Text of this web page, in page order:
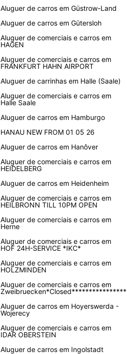
Aluguer de carros em Güstrow-Land
Aluguer de carros em Gütersloh
Aluguer de comerciais e carros em
HAGEN
Aluguer de comerciais e carros em
FRANKFURT HAHN AIRPORT
Aluguer de carrinhas em Halle (Saale)
Aluguer de comerciais e carros em
Halle Saale
Aluguer de carros em Hamburgo
HANAU NEW FROM 01 05 26
Aluguer de carros em Hanôver
Aluguer de comerciais e carros em
HEIDELBERG
Aluguer de carros em Heidenheim
Aluguer de comerciais e carros em
HEILBRONN TILL 10PM OPEN
Aluguer de comerciais e carros em
Herne
Aluguer de comerciais e carros em
HOF 24H-SERVICE *IKC*
Aluguer de comerciais e carros em
HOLZMINDEN
Aluguer de comerciais e carros em
Zweibruecken*Closed****************
Aluguer de carros em Hoyerswerda -
Wojerecy
Aluguer de comerciais e carros em
IDAR OBERSTEIN
Aluguer de carros em Ingolstadt